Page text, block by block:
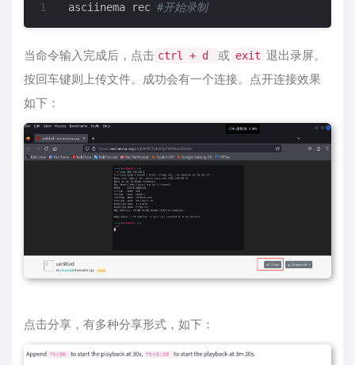
asciinema rec #开始录制
当命令输入完成后，点击 ctrl + d 或 exit 退出录屏。
按回车键则上传文件。成功会有一个连接。点开连接效果
如下：
点击分享，有多种分享形式，如下：